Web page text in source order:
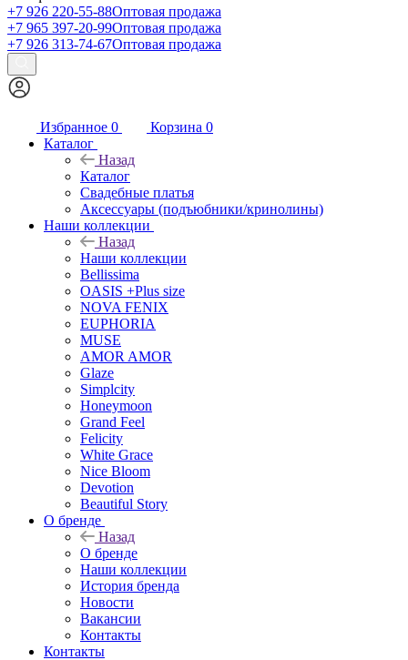
+7 926 220-55-88Оптовая продажа
+7 965 397-20-99Оптовая продажа
+7 926 313-74-67Оптовая продажа
Избранное 0 Корзина 0
Каталог
Назад
Каталог
Свадебные платья
Аксессуары (подъюбники/кринолины)
Наши коллекции
Назад
Наши коллекции
Bellissima
OASIS +Plus size
NOVA FENIX
EUPHORIA
MUSE
AMOR AMOR
Glaze
Simplcity
Honeymoon
Grand Feel
Felicity
White Grace
Nice Bloom
Devotion
Beautiful Story
О бренде
Назад
О бренде
Наши коллекции
История бренда
Новости
Вакансии
Контакты
Контакты